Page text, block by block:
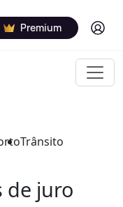
Premium Log in
Trânsito
de juro